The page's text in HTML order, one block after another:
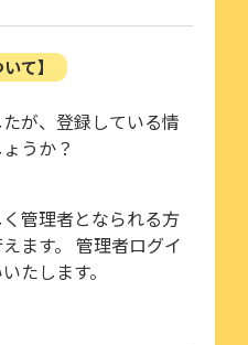
て】
が、登録している情
うか？
管理者となられる方
ます。 管理者ログイ
たします。